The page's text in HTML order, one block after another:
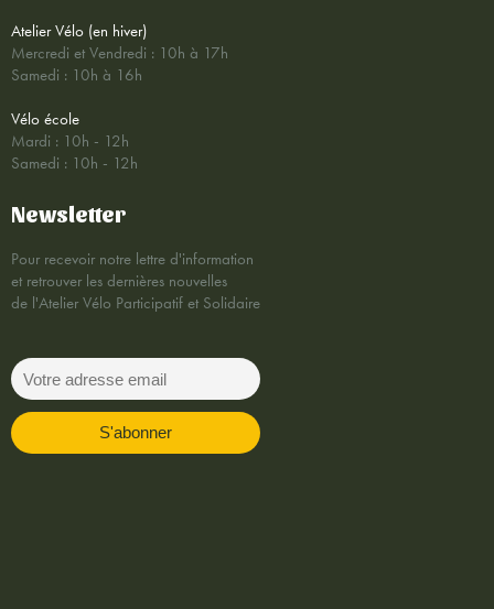
Atelier Vélo (en hiver)
Mercredi et Vendredi : 10h à 17h
Samedi : 10h à 16h
Vélo école
Mardi : 10h - 12h
Samedi : 10h - 12h
Newsletter
Pour recevoir notre lettre d'information
et retrouver les dernières nouvelles
de l'Atelier Vélo Participatif et Solidaire